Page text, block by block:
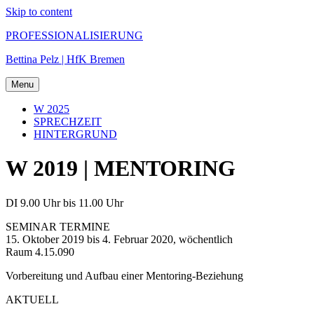
Skip to content
PROFESSIONALISIERUNG
Bettina Pelz | HfK Bremen
Menu
W 2025
SPRECHZEIT
HINTERGRUND
W 2019 | MENTORING
DI 9.00 Uhr bis 11.00 Uhr
SEMINAR TERMINE
15. Oktober 2019 bis 4. Februar 2020, wöchentlich
Raum 4.15.090
Vorbereitung und Aufbau einer Mentoring-Beziehung
AKTUELL